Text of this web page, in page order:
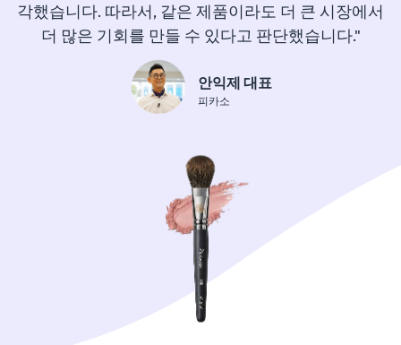
각했습니다. 따라서, 같은 제품이라도 더 큰 시장에서
더 많은 기회를 만들 수 있다고 판단했습니다."
안익제 대표
피카소